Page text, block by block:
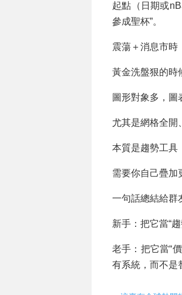
起點（日期或
參成聖杯”。
震蕩＋消息市時
黃金洗盤狠的時
圖形對象多，圖
尤其是網格全開
本質是趨勢工具
需要你自己疊加
一句話總結給群
新手：把它當“
老手：把它當“
有系統，而不是